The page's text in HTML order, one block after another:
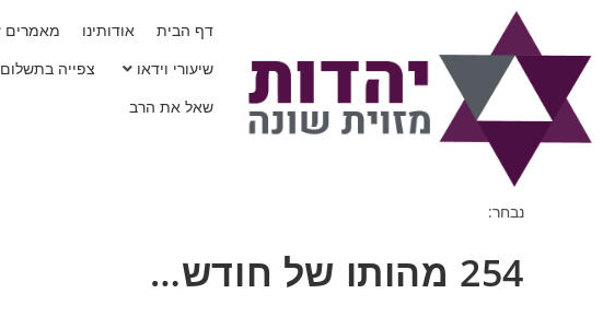
דף הבית אודותינו
מאמרים
שיעורי וידאו
צפייה בתשלום
שאל את הרב
נבחר:
254 מהותו של חודש…